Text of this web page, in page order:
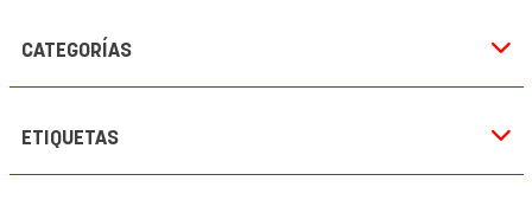
CATEGORÍAS
ETIQUETAS